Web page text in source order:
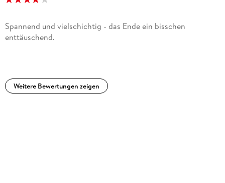
Spannend und vielschichtig - das Ende ein bisschen
enttäuschend.
Weitere Bewertungen zeigen